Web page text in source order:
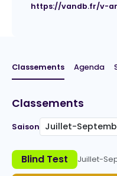
https://vandb.fr/v-
Classements Agenda
Classements
Saison
Blind Test Juillet-